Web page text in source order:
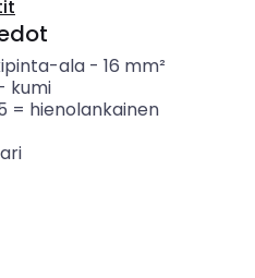
ala- 16 mm²
kumi
= hienolankainen